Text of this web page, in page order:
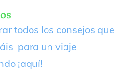
todos los consejos que
para un viaje
¡aquí!